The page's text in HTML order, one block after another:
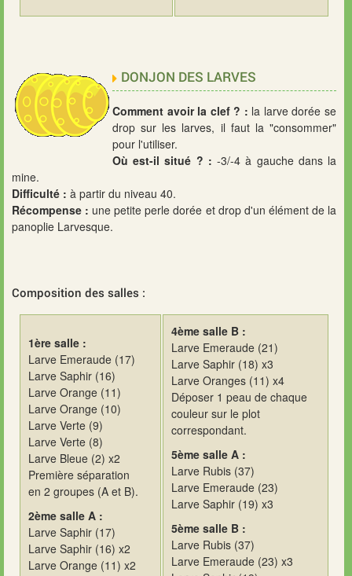
DONJON DES LARVES
Comment avoir la clef ? : la larve dorée se
drop sur les larves, il faut la "consommer"
pour l'utiliser.
Où est-il situé ? : -3/-4 à gauche dans la
mine.
Difficulté : à partir du niveau 40.
Récompense : une petite perle dorée et drop d'un élément de la
panoplie Larvesque.
Composition des salles :
1ère salle :
Larve Emeraude (17)
Larve Saphir (16)
Larve Orange (11)
Larve Orange (10)
Larve Verte (9)
Larve Verte (8)
Larve Bleue (2) x2
Première séparation
en 2 groupes (A et B).
2ème salle A :
Larve Saphir (17)
Larve Saphir (16) x2
Larve Orange (11) x2
4ème salle B :
Larve Emeraude (21)
Larve Saphir (18) x3
Larve Oranges (11) x4
Déposer 1 peau de chaque
couleur sur le plot
correspondant.
5ème salle A :
Larve Rubis (37)
Larve Emeraude (23)
Larve Saphir (19) x3
5ème salle B :
Larve Rubis (37)
Larve Emeraude (23) x3